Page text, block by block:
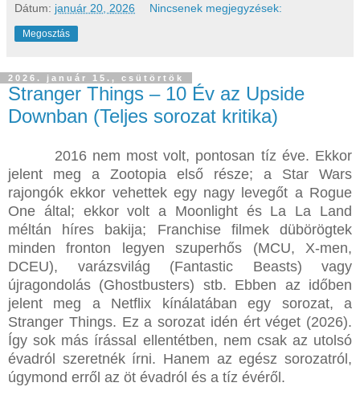
Dátum: január 20, 2026 Nincsenek megjegyzések:
Megosztás
2026. január 15., csütörtök
Stranger Things – 10 Év az Upside
Downban (Teljes sorozat kritika)
2016 nem most volt, pontosan tíz éve. Ekkor
jelent meg a Zootopia első része; a Star Wars
rajongók ekkor vehettek egy nagy levegőt a Rogue
One által; ekkor volt a Moonlight és La La Land
méltán híres bakija; Franchise filmek dübörögtek
minden fronton legyen szuperhős (MCU, X-men,
DCEU), varázsvilág (Fantastic Beasts) vagy
újragondolás (Ghostbusters) stb. Ebben az időben
jelent meg a Netflix kínálatában egy sorozat, a
Stranger Things. Ez a sorozat idén ért véget (2026).
Így sok más írással ellentétben, nem csak az utolsó
évadról szeretnék írni. Hanem az egész sorozatról,
úgymond erről az öt évadról és a tíz évéről.